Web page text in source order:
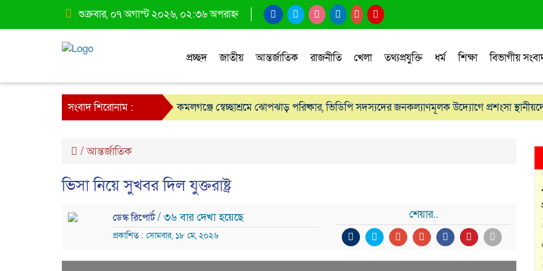
শুক্রবার, ০৭ অগাস্ট ২০২৬, ০২:৩৬ অপরাহ্ন
প্রচ্ছদ জাতীয় আন্তর্জাতিক রাজনীতি খেলা তথ্যপ্রযুক্তি ধর্ম শিক্ষা বিভাগীয়
সংবাদ শিরোনাম : কমলগঞ্জে স্বেচ্ছাশ্রমে ঝোপঝাড় পরিষ্কার, ভিডিপি সদস্যদের জনকল্যাণমূলক উদ্যোগে প্রশংসা
মৌলভীবাজারে পার্কে উটপাখি ও এমুর ডিম
/আন্তর্জাতিক
ভিসা নিয়ে সুখবর দিল যুক্তরাষ্ট্র
ডেস্ক রিপোর্ট/ ৩৬ বার দেখা হয়েছে
প্রকাশিত : সোমবার, ১৮ মে, ২০২৬
শেয়ার..